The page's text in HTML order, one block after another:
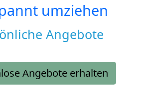
umziehen
Angebote
Angebote erhalten